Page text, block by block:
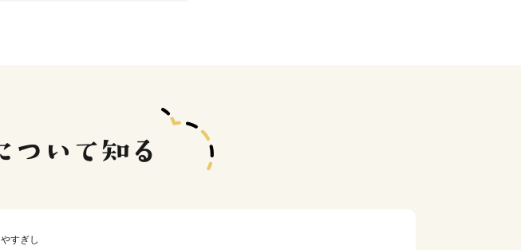
やすぎし